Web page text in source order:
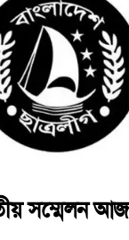
সম্মেলন আজ